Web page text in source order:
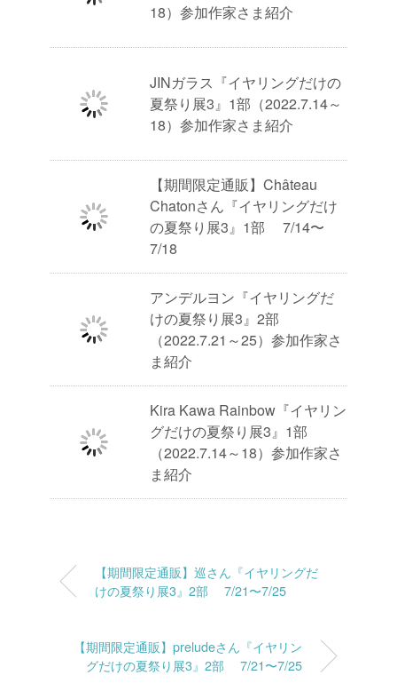
18）参加作家さま紹介
JINガラス『イヤリングだけの
夏祭り展3』1部（2022.7.14～
18）参加作家さま紹介
【期間限定通販】Château
Chatonさん『イヤリングだけ
の夏祭り展3』1部 7/14〜
7/18
アンデルヨン『イヤリングだ
けの夏祭り展3』2部
（2022.7.21～25）参加作家さ
ま紹介
Kira Kawa Rainbow『イヤリン
グだけの夏祭り展3』1部
（2022.7.14～18）参加作家さ
ま紹介
【期間限定通販】巡さん『イヤリングだ
けの夏祭り展3』2部 7/21〜7/25
【期間限定通販】preludeさん『イヤリン
グだけの夏祭り展3』2部 7/21〜7/25